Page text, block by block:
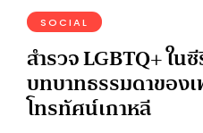
SOCIAL
สำรวจ LGBTQ+ ใน
บทบาทธรรมดาของ
โทรทัศน์เกาหลี